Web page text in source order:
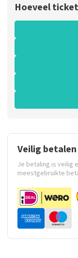
Hoeveel
Veilig betalen
Je betaling is veilig
meestgebruikte